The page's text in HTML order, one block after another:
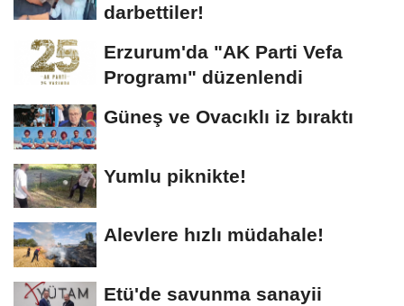
darbettiler!
Erzurum'da "AK Parti Vefa
Programı" düzenlendi
Güneş ve Ovacıklı iz bıraktı
Yumlu piknikte!
Alevlere hızlı müdahale!
Etü'de savunma sanayii